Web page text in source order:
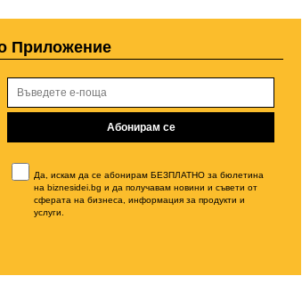
Приложение
Да, искам да се абонирам БЕЗПЛАТНО за бюлетина
на biznesidei.bg и да получавам новини и съвети от
сферата на бизнеса, информация за продукти и
услуги.